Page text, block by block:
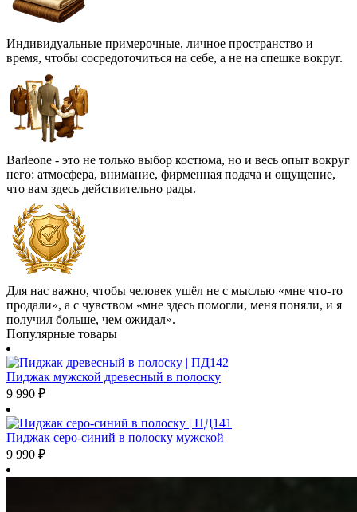
Индивидуальные примерочные, личное пространство и
время, чтобы сосредоточиться на себе, а не на спешке вокруг.
Barleone - это не только выбор костюма, но и весь опыт вокруг
него: атмосфера, внимание, фирменная подача и ощущение,
что вам здесь действительно рады.
Для нас важно, чтобы человек ушёл не с мыслью «мне что-то
продали», а с чувством «мне здесь помогли, меня поняли, и я
получил больше, чем ожидал».
Популярные товары
Пиджак мужской древесный в полоску
9 990 ₽
Пиджак серо-синий в полоску мужской
9 990 ₽